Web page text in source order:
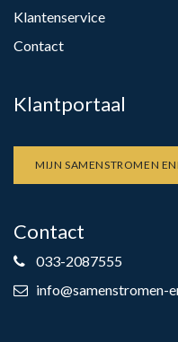
Klantenservice
Contact
Klantportaal
MIJN SAMENSTROMEN
Contact
033-2087555
info@samenstromen-